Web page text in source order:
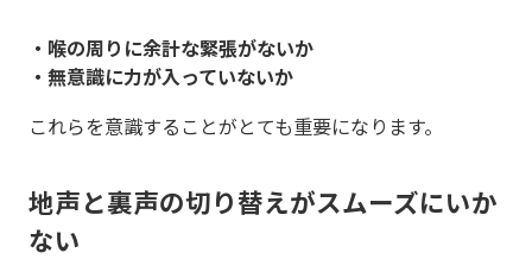
・喉の周りに余計な緊張がないか
・無意識に力が入っていないか
これらを意識することがとても重要になります。
地声と裏声の切り替えがスムーズにいか
ない